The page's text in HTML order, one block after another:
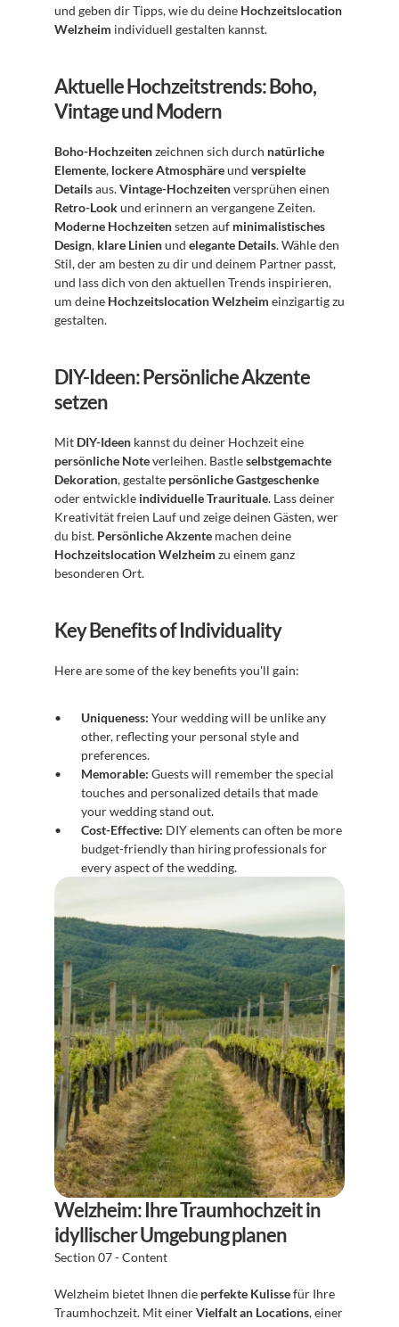
und geben dir Tipps, wie du deine Hochzeitslocation
Welzheim individuell gestalten kannst.
Aktuelle Hochzeitstrends: Boho,
Vintage und Modern
Boho-Hochzeiten zeichnen sich durch natürliche
Elemente, lockere Atmosphäre und verspielte
Details aus. Vintage-Hochzeiten
Retro-Look
Moderne Hochzeiten setzen auf minimalistisches
Design, klare Linien und elegante Details. Wähle den
Stil, der am besten zu dir und deinem Partner passt,
und lass dich von den aktuellen Trends inspirieren,
um deine Hochzeitslocation Welzheim einzigartig zu
gestalten.
DIY-Ideen: Persönliche Akzente
setzen
Mit DIY-Ideen
persönliche Note verleihen. Bastle selbstgemachte
Dekoration, gestalte persönliche Gastgeschenke
oder entwickle individuelle Traurituale. Lass deiner
Kreativität freien Lauf und zeige deinen Gästen, wer
du bist. Persönliche Akzente
Hochzeitslocation Welzheim zu einem ganz
besonderen Ort.
Key Benefits of Individuality
Here are some of the key benefits you'll gain:
Uniqueness: Your wedding will be unlike any
other, reflecting your personal style and
preferences.
Memorable: Guests will remember the special
touches and personalized details that made
your wedding stand out.
Cost-Effective: DIY elements can often be more
budget-friendly than hiring professionals for
every aspect of the wedding.
Welzheim: Ihre Traumhochzeit in
idyllischer Umgebung planen
Section 07 - Content
Welzheim bietet Ihnen die perfekte Kulisse für Ihre
Traumhochzeit. Mit einer Vielfalt an Locations